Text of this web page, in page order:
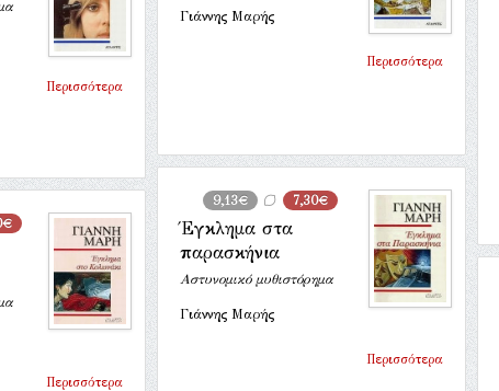
Γιάννης Μαρής
Περισσότερα
Περισσότερα
9,13€
7,30€
Έγκλημα στα
παρασκήνια
Αστυνομικό μυθιστόρημα
Γιάννης Μαρής
Περισσότερα
Περισσότερα